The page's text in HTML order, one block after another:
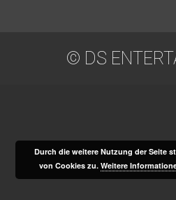
© DS
Durch die weitere Nutzung der Seite
von Cookies zu.Weitere